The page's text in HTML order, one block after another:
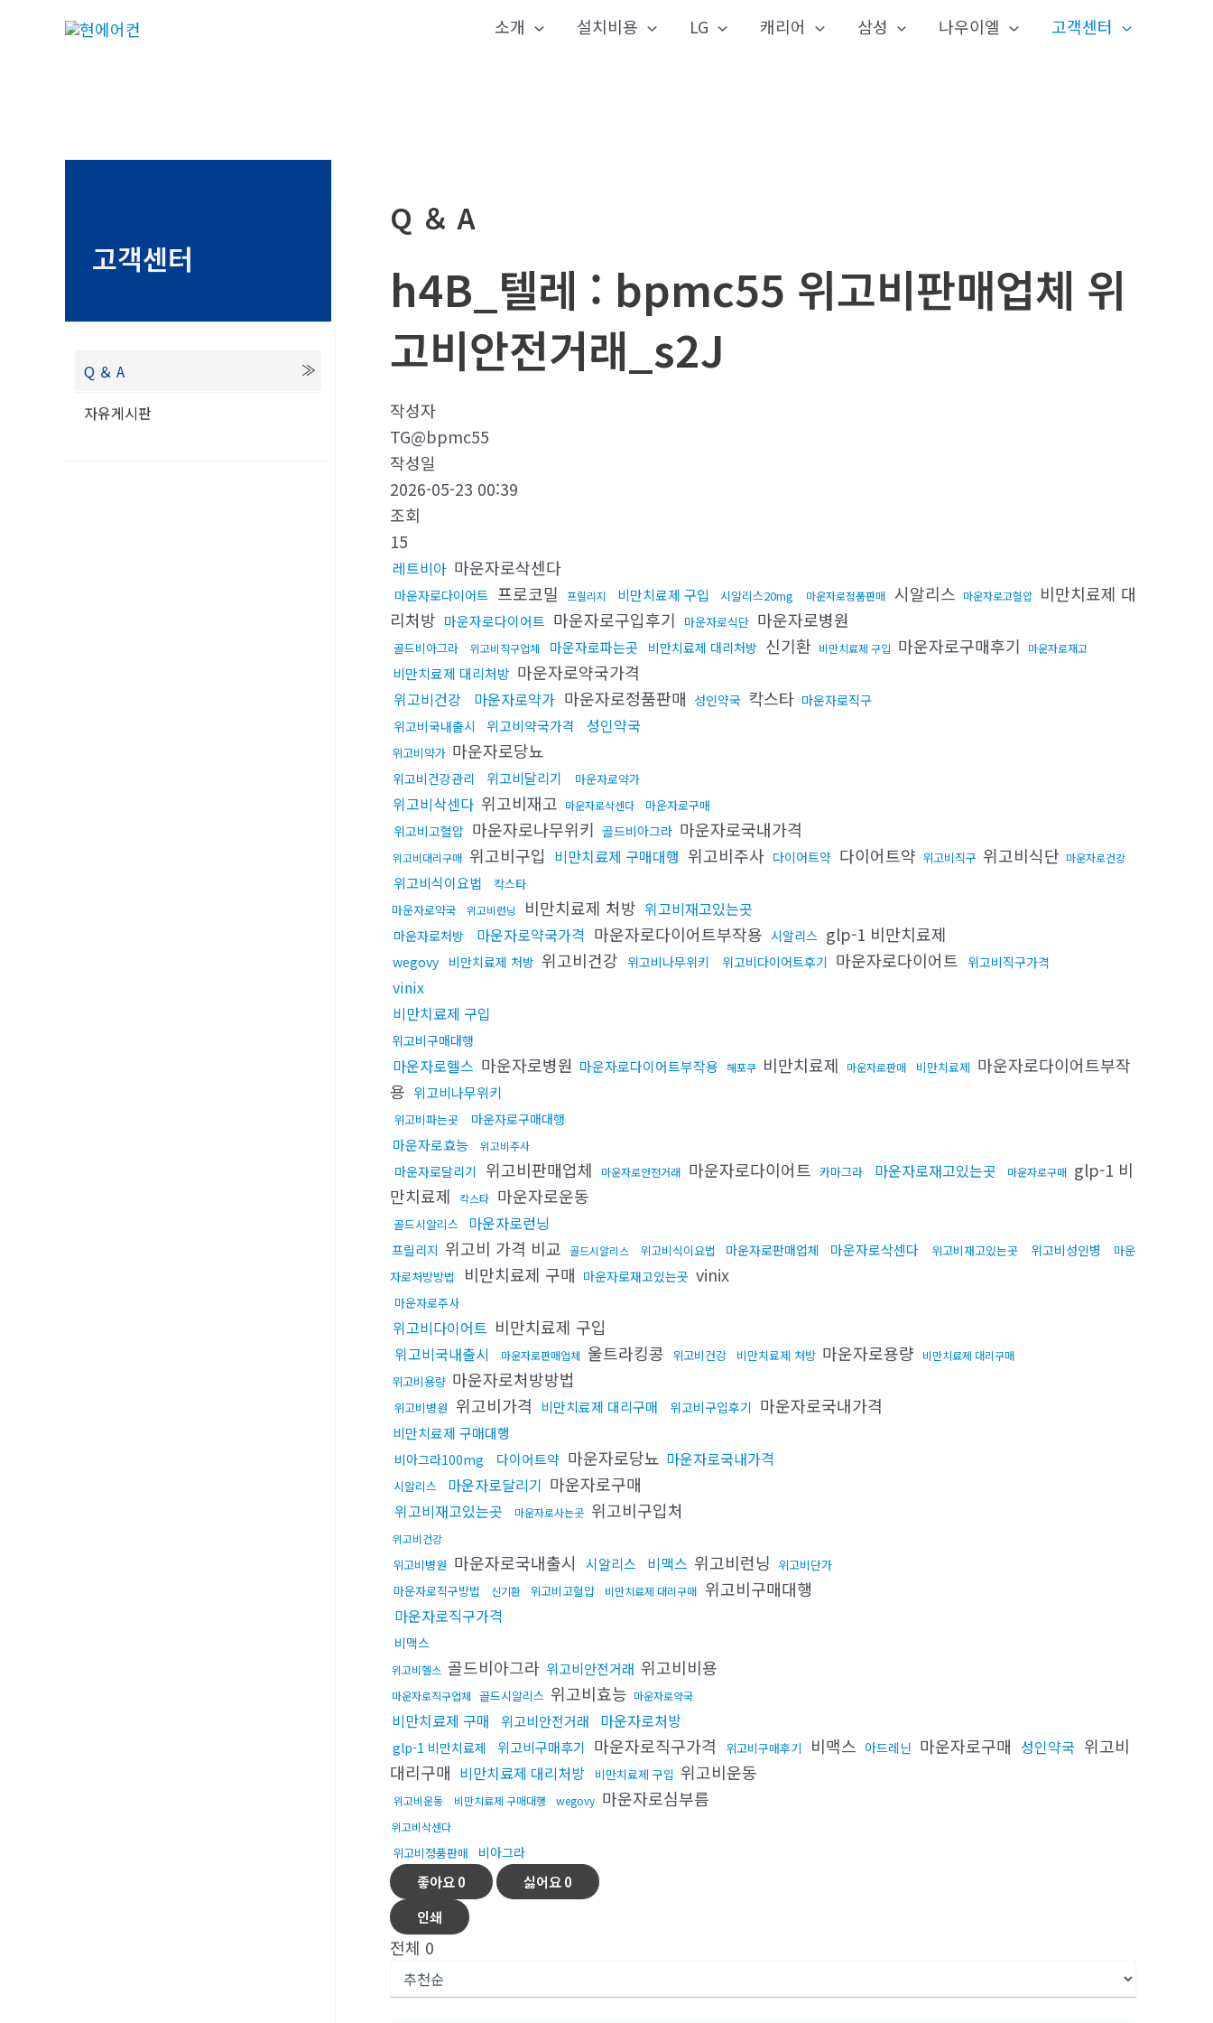
소개 설치비용 LG 캐리어 삼성 나우이엘 고객센터
고객센터
Q ＆ A
자유게시판
Q ＆ A
h4B_텔레 : bpmc55 위고비판매업체 위
고비안전거래_s2J
작성자
TG@bpmc55
작성일
2026-05-23 00:39
조회
15
레트비아 마운자로삭센다
마운자로다이어트 프로코밀 프릴리지 비만치료제 구입 시알리스20mg 마운자로정품판매 시알리스 마운자로고혈압 비만치료제 대
리처방 마운자로다이어트 마운자로구입후기 마운자로식단 마운자로병원
골드비아그라 위고비직구업체 마운자로파는곳 비만치료제 대리처방 신기환 비만치료제 구입 마운자로구매후기 마운자로재고
비만치료제 대리처방 마운자로약국가격
위고비건강 마운자로약가 마운자로정품판매 성인약국 칵스타 마운자로직구
위고비국내출시
위고비약국가격 성인약국
위고비약가 마운자로당뇨
위고비건강관리 위고비달리기 마운자로약가
위고비삭센다 위고비재고 마운자로삭센다 마운자로구매
위고비고혈압 마운자로나무위키 골드비아그라 마운자로국내가격
위고비대리구매 위고비구입 비만치료제 구매대행 위고비주사 다이어트약 다이어트약 위고비직구 위고비식단 마운자로건강
위고비식이요법
칵스타
마운자로약국
위고비런닝 비만치료제 처방 위고비재고있는곳
마운자로처방 마운자로약국가격 마운자로다이어트부작용 시알리스 glp-1 비만치료제
wegovy 비만치료제 처방 위고비건강 위고비나무위키 위고비다이어트후기 마운자로다이어트 위고비직구가격
vinix
비만치료제 구입
위고비구매대행
마운자로헬스 마운자로병원 마운자로다이어트부작용 해포쿠 비만치료제 마운자로판매 비만치료제 마운자로다이어트부작
용 위고비나무위키
위고비파는곳 마운자로구매대행
마운자로효능 위고비주사
마운자로달리기 위고비판매업체 마운자로안전거래 마운자로다이어트 카마그라 마운자로재고있는곳 마운자로구매 glp-1 비
만치료제
칵스타 마운자로운동
골드시알리스 마운자로런닝
프릴리지 위고비 가격 비교 골드시알리스 위고비식이요법 마운자로판매업체 마운자로삭센다 위고비재고있는곳 위고비성인병
마운
자로처방방법
비만치료제 구매 마운자로재고있는곳 vinix
마운자로주사
위고비다이어트 비만치료제 구입
위고비국내출시 마운자로판매업체 울트라킹콩 위고비건강 비만치료제 처방 마운자로용량 비만치료제 대리구매
위고비용량 마운자로처방방법
위고비병원 위고비가격 비만치료제 대리구매 위고비구입후기 마운자로국내가격
비만치료제 구매대행
비아그라100mg 다이어트약 마운자로당뇨 마운자로국내가격
시알리스 마운자로달리기 마운자로구매
위고비재고있는곳 마운자로사는곳 위고비구입처
위고비건강
위고비병원 마운자로국내출시 시알리스 비맥스 위고비런닝 위고비단가
마운자로직구방법
신기환 위고비고혈압 비만치료제 대리구매 위고비구매대행
마운자로직구가격
비맥스
위고비헬스 골드비아그라 위고비안전거래 위고비비용
마운자로직구업체 골드시알리스 위고비효능 마운자로약국
비만치료제 구매 위고비안전거래 마운자로처방
glp-1 비만치료제 위고비구매후기 마운자로직구가격 위고비구매후기 비맥스 아드레닌 마운자로구매 성인약국 위고비
대리구매 비만치료제 대리처방 비만치료제 구입 위고비운동
위고비운동 비만치료제 구매대행 wegovy 마운자로심부름
위고비삭센다
위고비정품판매 비아그라
좋아요0 싫어요0
인쇄
전체 0